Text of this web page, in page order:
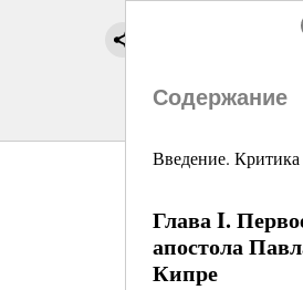
Содержание
Введение.
Глава I.
апостола
Кипре